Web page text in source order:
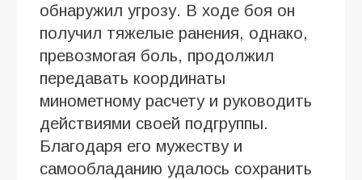
обнаружил угрозу. В ходе боя он
получил тяжелые ранения, однако,
превозмогая боль, продолжил
передавать координаты
минометному расчету и руководить
действиями своей подгруппы.
Благодаря его мужеству и
самообладанию удалось сохранить